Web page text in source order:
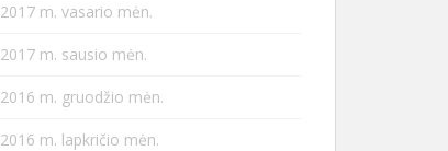
2017 m. vasario mėn.
2017 m. sausio mėn.
2016 m. gruodžio mėn.
2016 m. lapkričio mėn.